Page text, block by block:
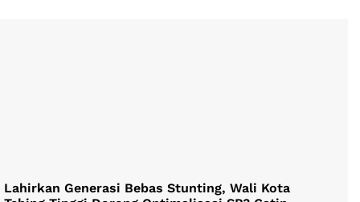
Lahirkan Generasi Bebas Stunting, Wali Kota